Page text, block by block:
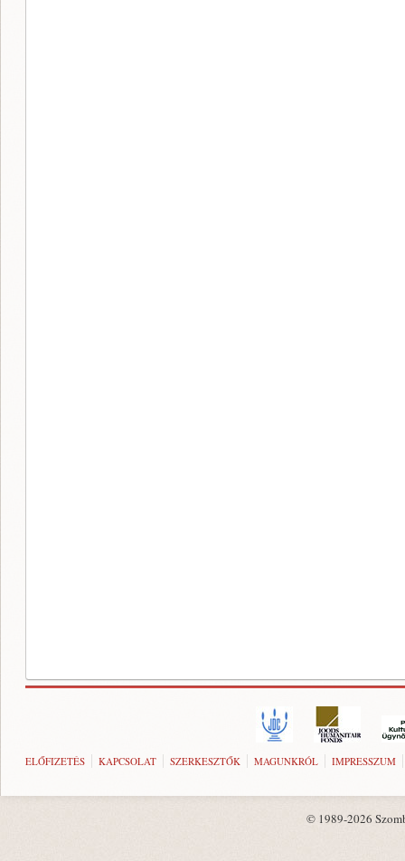
ELŐFIZETÉS KAPCSOLAT SZERKESZTŐK MAGUNKRÓL IMPRESSZUM
© 1989-2026